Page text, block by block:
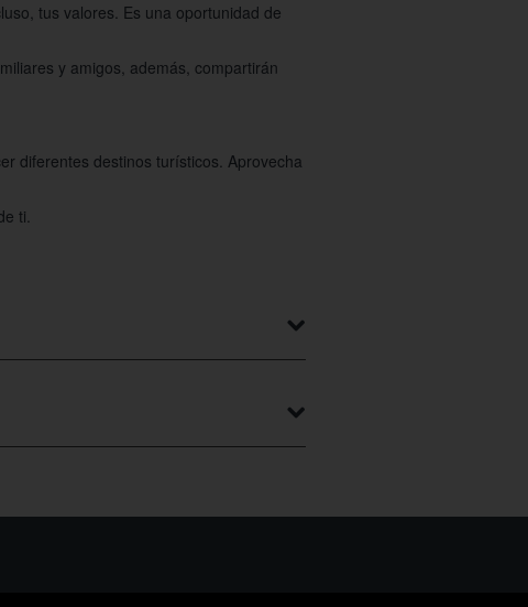
tus valores. Es una oportunidad de
y amigos, además, compartirán
diferentes destinos turísticos. Aprovecha
ti.